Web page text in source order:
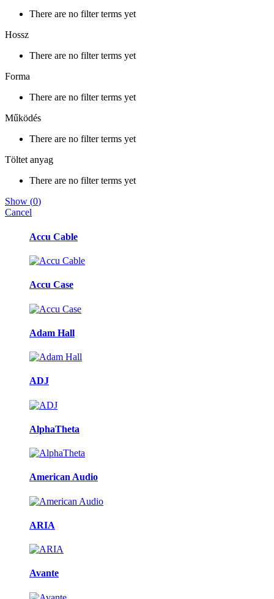
There are no filter terms yet
Hossz
There are no filter terms yet
Forma
There are no filter terms yet
Működés
There are no filter terms yet
Töltet anyag
There are no filter terms yet
Show (0)
Cancel
Márkák
karusszel
Accu Cable
Accu Case
Adam Hall
ADJ
AlphaTheta
American Audio
ARIA
Avante